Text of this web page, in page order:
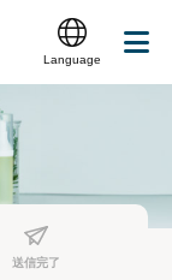
Language
送信完了